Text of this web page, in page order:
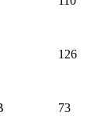
126
73